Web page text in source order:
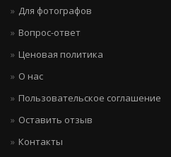
Для фотографов
Вопрос-ответ
Ценовая политика
О нас
Пользовательское соглашение
Оставить отзыв
Контакты